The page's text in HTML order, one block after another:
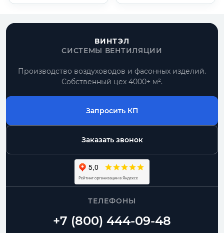
ВИНТЭЛ
СИСТЕМЫ ВЕНТИЛЯЦИИ
Производство воздуховодов и фасонных изделий.
Собственный цех 4000+ м².
Запросить КП
Заказать звонок
ТЕЛЕФОНЫ